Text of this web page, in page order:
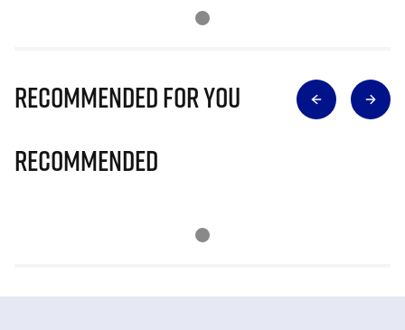
Recommended for you
Recommended